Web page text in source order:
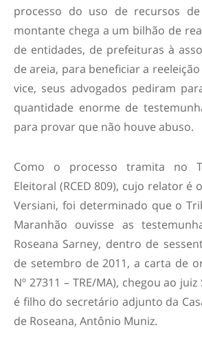
processo do uso de recursos de
montante chega a um bilhão de
de entidades, de prefeituras à
de areia, para beneficiar a reeleição
vice, seus advogados pediram
quantidade enorme de
para provar que não houve abuso.
Como o processo tramita no
Eleitoral (RCED 809), cujo relator é
Versiani, foi determinado que o
Maranhão ouvisse as
Roseana Sarney, dentro de
de setembro de 2011, a carta de
Nº 27311 – TRE/MA), chegou ao
é filho do secretário adjunto da
de Roseana, Antônio Muniz.